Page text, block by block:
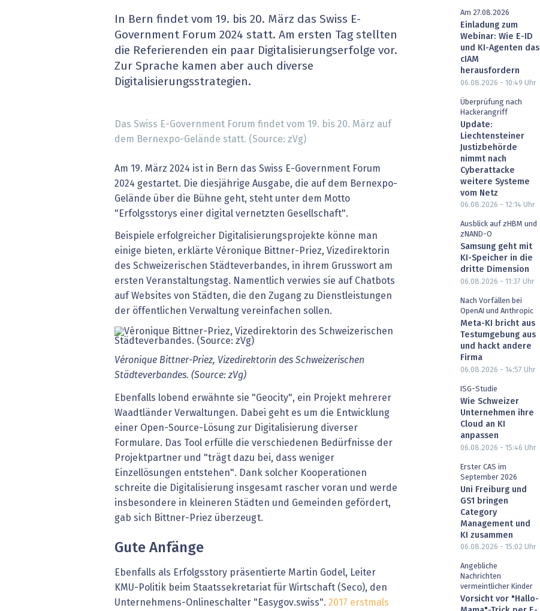
» alle News Gesundheit wird digital
EU-DSGVO
Digital Banking
Artificial Intelligence
Fintech & Insurtech
Professional AV & Digital Signage
In Bern findet vom 19. bis 20. März das Swiss E-
Government Forum 2024 statt. Am ersten Tag stellten
die Referierenden ein paar Digitalisierungserfolge vor.
Zur Sprache kamen aber auch diverse
Digitalisierungsstrategien.
Das Swiss E-Government Forum findet vom 19. bis 20. März auf
dem Bernexpo-Gelände statt. (Source: zVg)
Am 19. März 2024 ist in Bern das Swiss E-Government Forum
2024 gestartet. Die diesjährige Ausgabe, die auf dem Bernexpo-
Gelände über die Bühne geht, steht unter dem Motto
"Erfolgsstorys einer digital vernetzten Gesellschaft".
Beispiele erfolgreicher Digitalisierungsprojekte könne man
einige bieten, erklärte Véronique Bittner-Priez, Vizedirektorin
des Schweizerischen Städteverbandes, in ihrem Grusswort am
ersten Veranstaltungstag. Namentlich verwies sie auf Chatbots
auf Websites von Städten, die den Zugang zu Dienstleistungen
der öffentlichen Verwaltung vereinfachen sollen.
Véronique Bittner-Priez, Vizedirektorin des Schweizerischen
Städteverbandes. (Source: zVg)
Ebenfalls lobend erwähnte sie "Geocity", ein Projekt mehrerer
Waadtländer Verwaltungen. Dabei geht es um die Entwicklung
einer Open-Source-Lösung zur Digitalisierung diverser
Formulare. Das Tool erfülle die verschiedenen Bedürfnisse der
Projektpartner und "trägt dazu bei, dass weniger
Einzellösungen entstehen". Dank solcher Kooperationen
schreite die Digitalisierung insgesamt rascher voran und werde
insbesondere in kleineren Städten und Gemeinden gefördert,
gab sich Bittner-Priez überzeugt.
Gute Anfänge
Ebenfalls als Erfolgsstory präsentierte Martin Godel, Leiter
KMU-Politik beim Staatssekretariat für Wirtschaft (Seco), den
Unternehmens-Onlineschalter "Easygov.swiss". 2017 erstmals
Am 27.08.2026
Einladung zum
Webinar: Wie E-ID
und KI-Agenten das
cIAM
herausfordern
06.08.2026 - 10:49 Uhr
Überprüfung nach
Hackerangriff
Update:
Liechtensteiner
Justizbehörde
nimmt nach
Cyberattacke
weitere Systeme
vom Netz
06.08.2026 - 12:14 Uhr
Ausblick auf zHBM und
zNAND-O
Samsung geht mit
KI-Speicher in die
dritte Dimension
06.08.2026 - 11:37 Uhr
Nach Vorfällen bei
OpenAI und Anthropic
Meta-KI bricht aus
Testumgebung aus
und hackt andere
Firma
06.08.2026 - 14:57 Uhr
ISG-Studie
Wie Schweizer
Unternehmen ihre
Cloud an KI
anpassen
06.08.2026 - 15:46 Uhr
Erster CAS im
September 2026
Uni Freiburg und
GS1 bringen
Category
Management und
KI zusammen
06.08.2026 - 15:02 Uhr
Angebliche
Nachrichten
vermeintlicher Kinder
Vorsicht vor "Hallo-